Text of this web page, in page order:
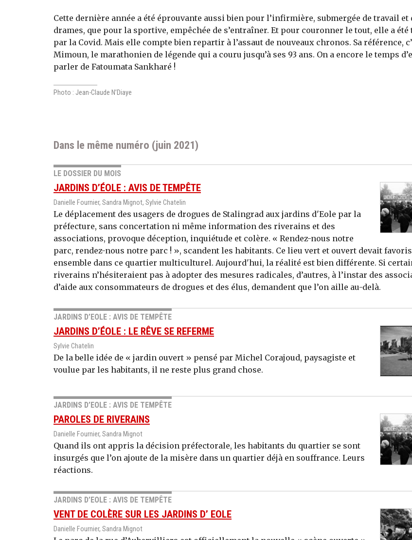
Cette dernière année a été éprouvante aussi bien pour l’infirmière, submergée de travail et
drames, que pour la sportive, empêchée de s’entraîner. Et pour couronner le tout, elle a été
par la Covid. Mais elle compte bien repartir à l’assaut de nouveaux chronos. Sa référence,
Mimoun, le marathonien de légende qui a couru jusqu’à ses 93 ans. On a encore le temps
parler de Fatoumata Sankharé !
Photo : Jean-Claude N’Diaye
Dans le même numéro (juin 2021)
LE DOSSIER DU MOIS
JARDINS D’ÉOLE : AVIS DE TEMPÊTE
Danielle Fournier, Sandra Mignot, Sylvie Chatelin
Le déplacement des usagers de drogues de Stalingrad aux jardins d'Eole par la
préfecture, sans concertation ni même information des riverains et des
associations, provoque déception, inquiétude et colère. « Rendez-nous notre
parc, rendez-nous notre parc ! », scandent les habitants. Ce lieu vert et ouvert devait
ensemble dans ce quartier multiculturel. Aujourd'hui, la réalité est bien différente. Si
riverains n’hésiteraient pas à adopter des mesures radicales, d’autres, à l’instar des
d’aide aux consommateurs de drogues et des élus, demandent que l’on aille au-delà.
JARDINS D’EOLE : AVIS DE TEMPÊTE
JARDINS D’ÉOLE : LE RÊVE SE REFERME
Sylvie Chatelin
De la belle idée de « jardin ouvert » pensé par Michel Corajoud, paysagiste et
voulue par les habitants, il ne reste plus grand chose.
JARDINS D’EOLE : AVIS DE TEMPÊTE
PAROLES DE RIVERAINS
Danielle Fournier, Sandra Mignot
Quand ils ont appris la décision préfectorale, les habitants du quartier se sont
insurgés que l’on ajoute de la misère dans un quartier déjà en souffrance. Leurs
réactions.
JARDINS D’EOLE : AVIS DE TEMPÊTE
VENT DE COLÈRE SUR LES JARDINS D’ EOLE
Danielle Fournier, Sandra Mignot